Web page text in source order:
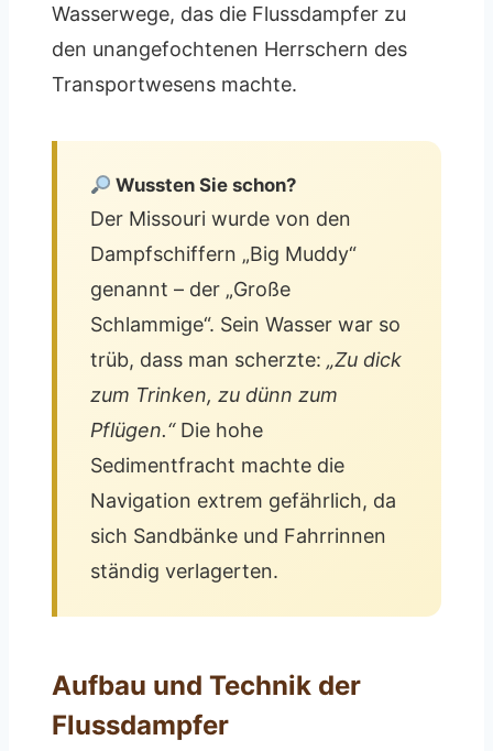
Wasserwege, das die Flussdampfer zu
den unangefochtenen Herrschern des
Transportwesens machte.
Wussten Sie schon?
Der Missouri wurde von den
Dampfschiffern „Big Muddy“
genannt – der „Große
Schlammige“. Sein Wasser war so
trüb, dass man scherzte: „Zu dick
zum Trinken, zu dünn zum
Pflügen.“Die hohe
Sedimentfracht machte die
Navigation extrem gefährlich, da
sich Sandbänke und Fahrrinnen
ständig verlagerten.
Aufbau und Technik der
Flussdampfer